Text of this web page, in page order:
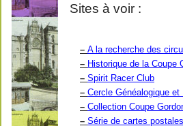
Sites à voir :
– A la recherche des
– Historique de la Coupe
– Spirit Racer Club
– Cercle Généalogique
– Collection Coupe
– Série de cartes